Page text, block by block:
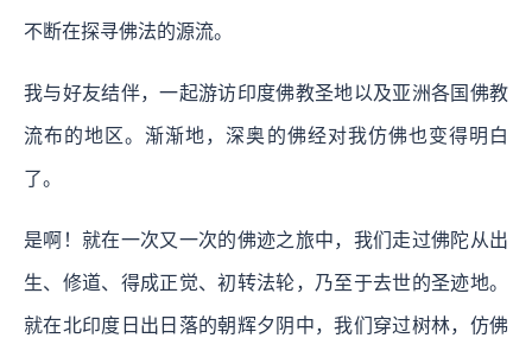
不断在探寻佛法的源流。
我与好友结伴，一起游访印度佛教圣地以及亚洲各国佛教
流布的地区。渐渐地，深奥的佛经对我仿佛也变得明白
了。
是啊！就在一次又一次的佛迹之旅中，我们走过佛陀从出
生、修道、得成正觉、初转法轮，乃至于去世的圣迹地。
就在北印度日出日落的朝辉夕阴中，我们穿过树林，仿佛